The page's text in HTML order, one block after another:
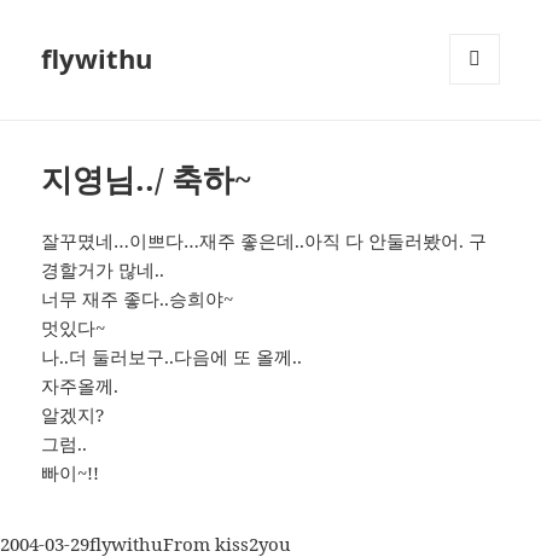
flywithu
지영님../ 축하~
잘꾸몄네…이쁘다…재주 좋은데..아직 다 안둘러봤어. 구
경할거가 많네..
너무 재주 좋다..승희야~
멋있다~
나..더 둘러보구..다음에 또 올께..
자주올께.
알겠지?
그럼..
빠이~!!
작
2004-03-29글
flywithu카
From kiss2you